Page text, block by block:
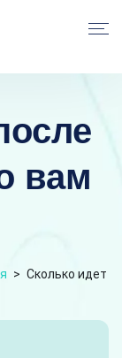
вам
> Сколько идет